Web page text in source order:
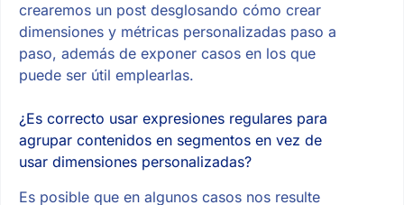
crearemos un post desglosando cómo crear
dimensiones y métricas personalizadas paso a
paso, además de exponer casos en los que
puede ser útil emplearlas.
¿Es correcto usar expresiones regulares para
agrupar contenidos en segmentos en vez de
usar dimensiones personalizadas?
Es posible que en algunos casos nos resulte